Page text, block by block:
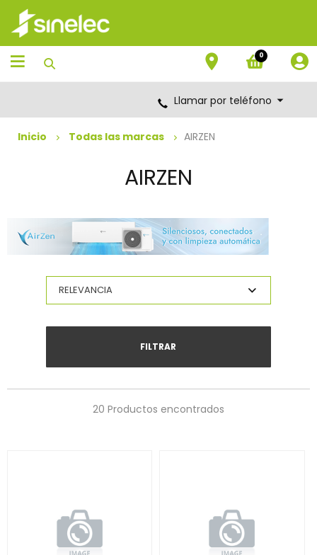
Saltar
contenido
Saltar
menú
de
navegación
0
Llamar por teléfono
Inicio Todas las marcas AIRZEN
AIRZEN
FILTRAR
20 Productos encontrados